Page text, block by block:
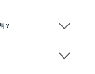
到粵港澳大灣區及周邊城
設有八大分院，香港亦設
時預約免費咨詢，讓人十
？